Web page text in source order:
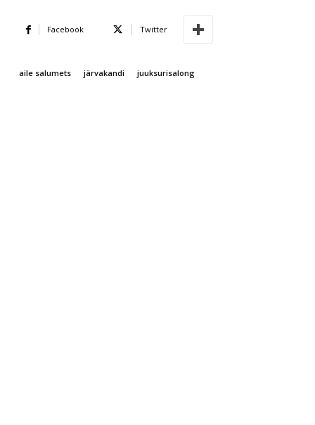
Facebook Twitter
aile salumets järvakandi juuksurisalong